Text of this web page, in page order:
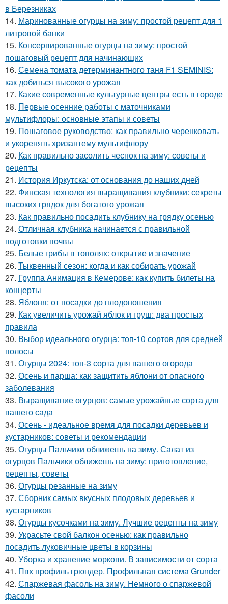
в Березниках
14. Маринованные огурцы на зиму: простой рецепт для 1
литровой банки
15. Консервированные огурцы на зиму: простой
пошаговый рецепт для начинающих
16. Семена томата детерминантного таня F1 SEMINIS:
как добиться высокого урожая
17. Какие современные культурные центры есть в городе
18. Первые осенние работы с маточниками
мультифлоры: основные этапы и советы
19. Пошаговое руководство: как правильно черенковать
и укоренять хризантему мультифлору
20. Как правильно засолить чеснок на зиму: советы и
рецепты
21. История Иркутска: от основания до наших дней
22. Финская технология выращивания клубники: секреты
высоких грядок для богатого урожая
23. Как правильно посадить клубнику на грядку осенью
24. Отличная клубника начинается с правильной
подготовки почвы
25. Белые грибы в тополях: открытие и значение
26. Тыквенный сезон: когда и как собирать урожай
27. Группа Анимация в Кемерове: как купить билеты на
концерты
28. Яблоня: от посадки до плодоношения
29. Как увеличить урожай яблок и груш: два простых
правила
30. Выбор идеального огурца: топ-10 сортов для средней
полосы
31. Огурцы 2024: топ-3 сорта для вашего огорода
32. Осень и парша: как защитить яблони от опасного
заболевания
33. Выращивание огурцов: самые урожайные сорта для
вашего сада
34. Осень - идеальное время для посадки деревьев и
кустарников: советы и рекомендации
35. Огурцы Пальчики оближешь на зиму. Салат из
огурцов Пальчики оближешь на зиму: приготовление,
рецепты, советы
36. Огурцы резанные на зиму
37. Сборник самых вкусных плодовых деревьев и
кустарников
38. Огурцы кусочками на зиму. Лучшие рецепты на зиму
39. Украсьте свой балкон осенью: как правильно
посадить луковичные цветы в корзины
40. Уборка и хранение моркови. В зависимости от сорта
41. Пвх профиль грюндер. Профильная система Grunder
42. Спаржевая фасоль на зиму. Немного о спаржевой
фасоли